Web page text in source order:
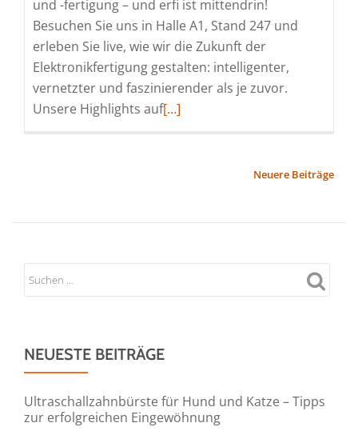
und -fertigung – und erfi ist mittendrin!
Besuchen Sie uns in Halle A1, Stand 247 und
erleben Sie live, wie wir die Zukunft der
Elektronikfertigung gestalten: intelligenter,
vernetzter und faszinierender als je zuvor.
Unsere Highlights aufRead
Innovation
[…]
Neuere Beiträge
NEUESTE BEITRÄGE
Ultraschallzahnbürste für Hund und Katze – Tipps
zur erfolgreichen Eingewöhnung